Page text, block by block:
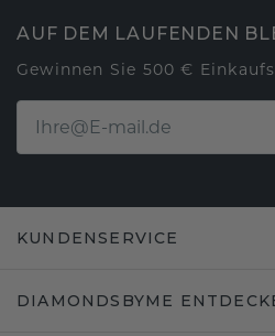
AUF DEM LAUFENDEN
Gewinnen Sie 500 €
KUNDENSERVICE
DIAMONDSBYME